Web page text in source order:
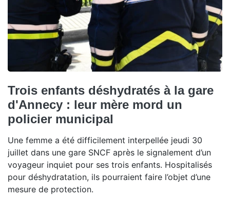
Trois enfants déshydratés à la gare
d'Annecy : leur mère mord un
policier municipal
Une femme a été difficilement interpellée jeudi 30
juillet dans une gare SNCF après le signalement d’un
voyageur inquiet pour ses trois enfants. Hospitalisés
pour déshydratation, ils pourraient faire l’objet d’une
mesure de protection.